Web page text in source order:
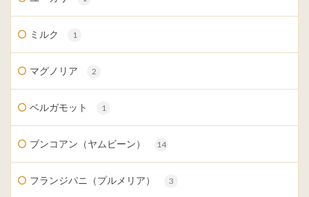
ミルク 1
マグノリア 2
ベルガモット 1
ブンコアン（ヤムビーン） 14
フランジパニ（プルメリア） 3